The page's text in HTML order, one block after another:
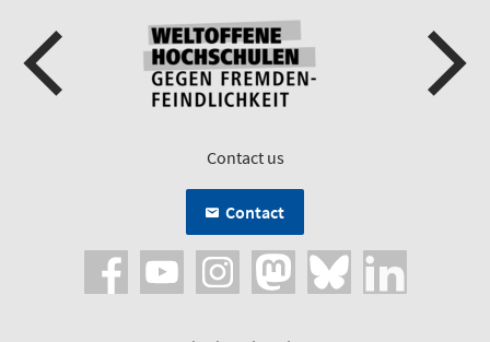
Contact us
Contact